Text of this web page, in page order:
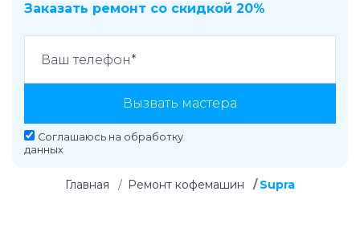
Заказать ремонт со скидкой 20%
Вызвать мастера
Соглашаюсь на обработку
данных
Главная Ремонт кофемашин Supra